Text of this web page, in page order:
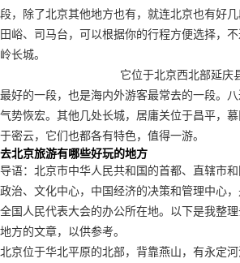
段，除了北京其他地方也有，就连北京也有好
田峪、司马台，可以根据你的行程方便选择，
岭长城。
它位于北京西北部延庆县境内
最好的一段，也是海内外游客最常去的一段。八
气势恢宏。其他几处长城，居庸关位于昌平，
于密云，它们也都各有特色，值得一游。
去北京旅游有哪些好玩的地方
导语：北京市中华人民共和国的首都、直辖市
政治、文化中心，中国经济的决策和管理中心
全国人民代表大会的办公所在地。以下是我整
地方的文章，以供参考。
北京位于华北平原的北部，背靠燕山，有永定